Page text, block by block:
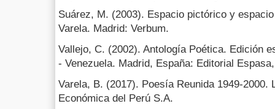
Suárez, M. (2003). Espacio pictórico y
Varela. Madrid: Verbum.
Vallejo, C. (2002). Antología Poética. Edición
- Venezuela. Madrid, España: Editorial
Varela, B. (2017). Poesía Reunida 1949-2000.
Económica del Perú S.A.